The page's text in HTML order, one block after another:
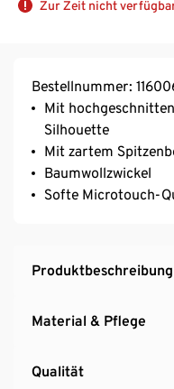
Zur Zeit nicht
Bestellnummer:
Mit
Silhouette
Mit zartem
Baumwollzwickel
Softe Microtouch-
Produktbeschreibung
Material & Pflege
Qualität